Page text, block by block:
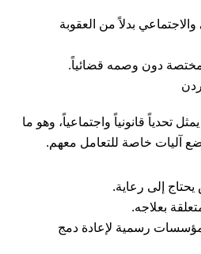
بدلاً من العقوبة
دون وصمه قضائياً.
تحدياً قانونياً واجتماعياً، وهو ما
آليات خاصة للتعامل معهم.
إلى رعاية.
بعلاجه.
مؤسسات رسمية لإعادة دمج